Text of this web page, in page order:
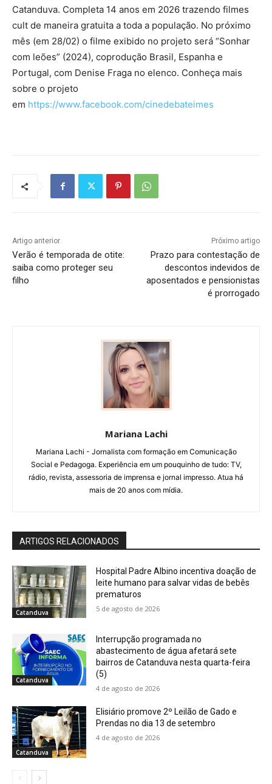
Catanduva. Completa 14 anos em 2026 trazendo filmes
cult de maneira gratuita a toda a população. No próximo
mês (em 28/02) o filme exibido no projeto será “Sonhar
com leões” (2024), coprodução Brasil, Espanha e
Portugal, com Denise Fraga no elenco. Conheça mais
sobre o projeto
em https://www.facebook.com/cinedebateimes
Artigo anterior
Verão é temporada de otite:
saiba como proteger seu
filho
Próximo artigo
Prazo para contestação de
descontos indevidos de
aposentados e pensionistas
é prorrogado
Mariana Lachi
Mariana Lachi - Jornalista com formação em Comunicação
Social e Pedagoga. Experiência em um pouquinho de tudo: TV,
rádio, revista, assessoria de imprensa e jornal impresso. Atua há
mais de 20 anos com mídia.
ARTIGOS RELACIONADOS
Catanduva
Hospital Padre Albino incentiva doação de
leite humano para salvar vidas de bebês
prematuros
5 de agosto de 2026
Catanduva
Interrupção programada no
abastecimento de água afetará sete
bairros de Catanduva nesta quarta-feira
(5)
4 de agosto de 2026
Catanduva
Elisiário promove 2º Leilão de Gado e
Prendas no dia 13 de setembro
4 de agosto de 2026